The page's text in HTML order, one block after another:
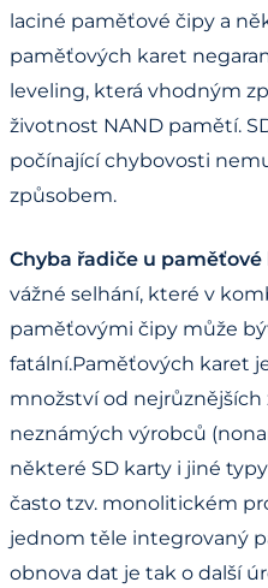
laciné paměťové čipy a
paměťových karet
leveling, která vhodným
životnost NAND pamětí.
počínající chybovosti
způsobem.
Chyba řadiče u paměťové
vážné selhání, které v
paměťovými čipy může
fatální.Paměťových karet
množství od
neznámých výrobců
některé SD karty i jiné
často tzv. monolitickém
jednom těle integrovaný
obnova dat je tak o další